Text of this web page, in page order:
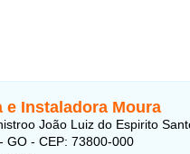
e Instaladora Moura
João Luiz do Espirito
GO - CEP: 73800-000